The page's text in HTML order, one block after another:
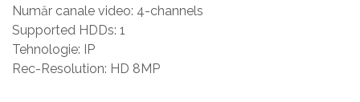
Număr canale video: 4-channels
Supported HDDs: 1
Tehnologie: IP
Rec-Resolution: HD 8MP